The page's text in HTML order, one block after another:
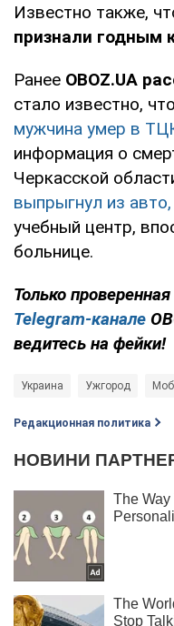
Известно также,
признали годным
Ранее OBOZ.UA
стало известно, что
мужчина умер в
информация о
Черкасской
выпрыгнул из авто,
учебный центр,
больнице.
Только
Telegram-канале
ведитесь на фейки!
Украина Ужгород
Редакционная политика